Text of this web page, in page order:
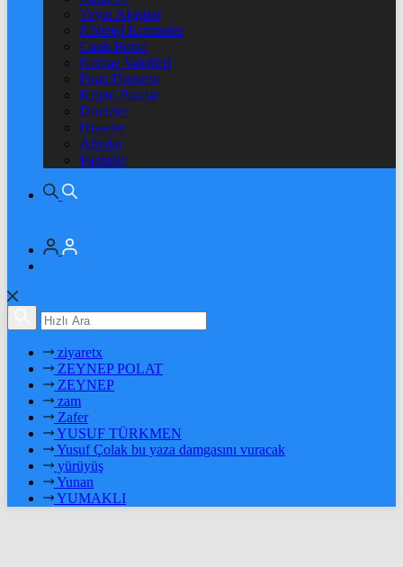
Yayın Akışları
Nöbetçi Eczaneler
Canlı Borsa
Namaz Vakitleri
Puan Durumu
Kripto Paralar
Dövizler
Hisseler
Altınlar
Pariteler
ziyaretx
ZEYNEP POLAT
ZEYNEP
zam
Zafer
YUSUF TÜRKMEN
Yusuf Çolak bu yaza damgasını vuracak
yürüyüş
Yunan
YUMAKLI